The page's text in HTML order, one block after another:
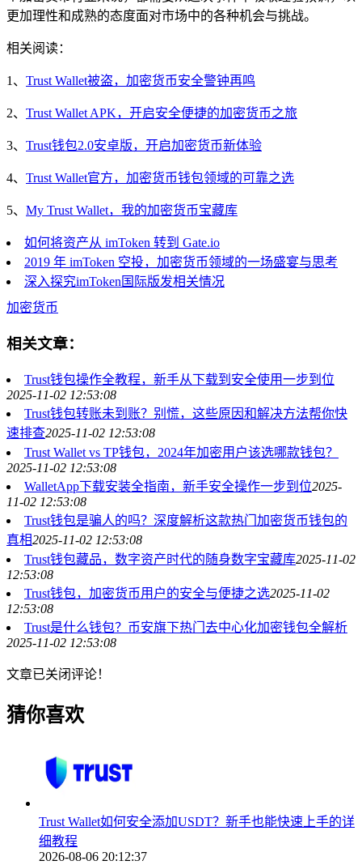
更加理性和成熟的态度面对市场中的各种机会与挑战。
相关阅读：
1、 Trust Wallet被盗，加密货币安全警钟再鸣
2、 Trust Wallet APK，开启安全便捷的加密货币之旅
3、 Trust钱包2.0安卓版，开启加密货币新体验
4、 Trust Wallet官方，加密货币钱包领域的可靠之选
5、 My Trust Wallet，我的加密货币宝藏库
如何将资产从 imToken 转到 Gate.io
2019 年 imToken 空投，加密货币领域的一场盛宴与思考
深入探究imToken国际版发相关情况
加密货币
相关文章：
Trust钱包操作全教程，新手从下载到安全使用一步到位
2025-11-02 12:53:08
Trust钱包转账未到账？别慌，这些原因和解决方法帮你快
速排查2025-11-02 12:53:08
Trust Wallet vs TP钱包，2024年加密用户该选哪款钱包？
2025-11-02 12:53:08
WalletApp下载安装全指南，新手安全操作一步到位2025-
11-02 12:53:08
Trust钱包是骗人的吗？深度解析这款热门加密货币钱包的
真相2025-11-02 12:53:08
Trust钱包藏品，数字资产时代的随身数字宝藏库2025-11-02
12:53:08
Trust钱包，加密货币用户的安全与便捷之选2025-11-02
12:53:08
Trust是什么钱包？币安旗下热门去中心化加密钱包全解析
2025-11-02 12:53:08
文章已关闭评论！
猜你喜欢
Trust Wallet如何安全添加USDT？新手也能快速上手的详
细教程
2026-08-06 20:12:37